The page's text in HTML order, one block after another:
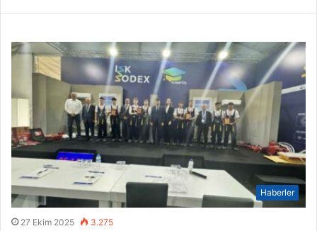
Haberler
27 Ekim 2025 3.275